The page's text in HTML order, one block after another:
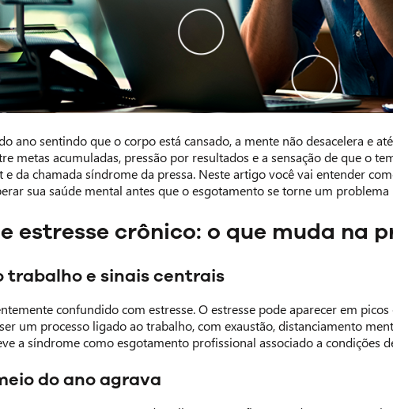
ano sentindo que o corpo está cansado, a mente não desacelera e
metas acumuladas, pressão por resultados e a sensação de que o
da chamada síndrome da pressa. Neste artigo você vai entender
sua saúde mental antes que o esgotamento se torne um
estresse crônico: o que muda na
trabalho e sinais centrais
confundido com estresse. O estresse pode aparecer em
um processo ligado ao trabalho, com exaustão, distanciamento
a síndrome como esgotamento profissional associado a condições
do ano agrava